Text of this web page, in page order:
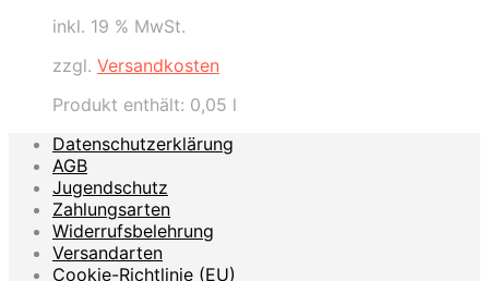
inkl. 19 % MwSt.
zzgl. Versandkosten
Produkt enthält: 0,05 l
Datenschutzerklärung
AGB
Jugendschutz
Zahlungsarten
Widerrufsbelehrung
Versandarten
Cookie-Richtlinie (EU)